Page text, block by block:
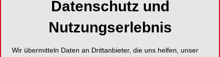
European Headquarters
Lyoner Strasse 9
Datenschutz und
Nutzungserlebnis
Wir übermitteln Daten an Drittanbieter, die uns helfen, unser